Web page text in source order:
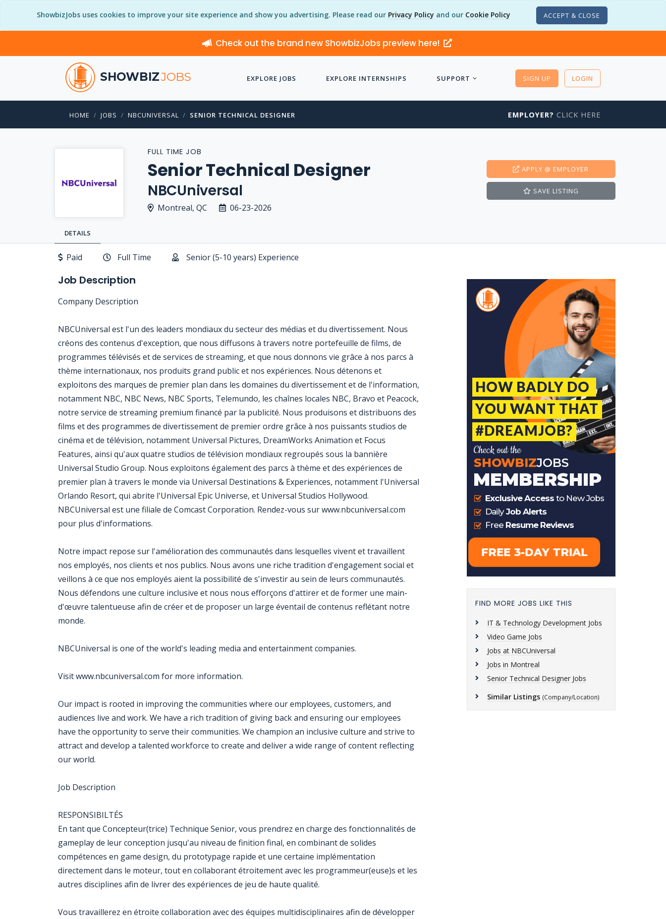
ShowbizJobs uses cookies to improve your site experience and show you advertising. Please read our Privacy Policy and our Cookie Policy ACCEPT & CLOSE
Check out the brand new ShowbizJobs preview here!
SHOWBIZJOBS EXPLORE JOBS EXPLORE INTERNSHIPS SUPPORT SIGN UP LOGIN
HOME JOBS NBCUNIVERSAL SENIOR TECHNICAL DESIGNER EMPLOYER? CLICK HERE
FULL TIME JOB
Senior Technical Designer
NBCUniversal
Montreal, QC 06-23-2026
APPLY @ EMPLOYER
SAVE LISTING
DETAILS
Paid Full Time Senior (5-10 years) Experience
Job Description
Company Description
NBCUniversal est l'un des leaders mondiaux du secteur des médias et du divertissement. Nous
créons des contenus d'exception, que nous diffusons à travers notre portefeuille de films, de
programmes télévisés et de services de streaming, et que nous donnons vie grâce à nos parcs à
thème internationaux, nos produits grand public et nos expériences. Nous détenons et
exploitons des marques de premier plan dans les domaines du divertissement et de l'information,
notamment NBC, NBC News, NBC Sports, Telemundo, les chaînes locales NBC, Bravo et Peacock,
notre service de streaming premium financé par la publicité. Nous produisons et distribuons des
films et des programmes de divertissement de premier ordre grâce à nos puissants studios de
cinéma et de télévision, notamment Universal Pictures, DreamWorks Animation et Focus
Features, ainsi qu'aux quatre studios de télévision mondiaux regroupés sous la bannière
Universal Studio Group. Nous exploitons également des parcs à thème et des expériences de
premier plan à travers le monde via Universal Destinations & Experiences, notamment l'Universal
Orlando Resort, qui abrite l'Universal Epic Universe, et Universal Studios Hollywood.
NBCUniversal est une filiale de Comcast Corporation. Rendez-vous sur www.nbcuniversal.com
pour plus d'informations.
Notre impact repose sur l'amélioration des communautés dans lesquelles vivent et travaillent
nos employés, nos clients et nos publics. Nous avons une riche tradition d'engagement social et
veillons à ce que nos employés aient la possibilité de s'investir au sein de leurs communautés.
Nous défendons une culture inclusive et nous nous efforçons d'attirer et de former une main-
d'œuvre talentueuse afin de créer et de proposer un large éventail de contenus reflétant notre
monde.
NBCUniversal is one of the world's leading media and entertainment companies.
Visit www.nbcuniversal.com for more information.
Our impact is rooted in improving the communities where our employees, customers, and
audiences live and work. We have a rich tradition of giving back and ensuring our employees
have the opportunity to serve their communities. We champion an inclusive culture and strive to
attract and develop a talented workforce to create and deliver a wide range of content reflecting
our world.
Job Description
RESPONSIBILTÉS
En tant que Concepteur(trice) Technique Senior, vous prendrez en charge des fonctionnalités de
gameplay de leur conception jusqu'au niveau de finition final, en combinant de solides
compétences en game design, du prototypage rapide et une certaine implémentation
directement dans le moteur, tout en collaborant étroitement avec les programmeur(euse)s et les
autres disciplines afin de livrer des expériences de jeu de haute qualité.
Vous travaillerez en étroite collaboration avec des équipes multidisciplinaires afin de développer
FIND MORE JOBS LIKE THIS
IT & Technology Development Jobs
Video Game Jobs
Jobs at NBCUniversal
Jobs in Montreal
Senior Technical Designer Jobs
Similar Listings (Company/Location)